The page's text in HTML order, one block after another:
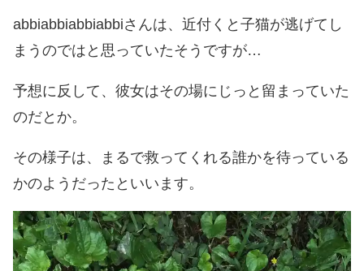
abbiabbiabbiabbiさんは、近付くと子猫が逃げてし
まうのではと思っていたそうですが…
予想に反して、彼女はその場にじっと留まっていた
のだとか。
その様子は、まるで救ってくれる誰かを待っている
かのようだったといいます。